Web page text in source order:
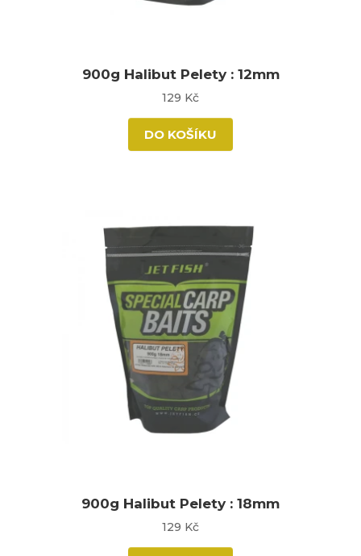
900g Halibut Pelety : 12mm
129 Kč
DO KOŠÍKU
900g Halibut Pelety : 18mm
129 Kč